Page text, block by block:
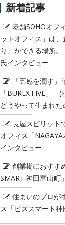
新着記事
老舗SOHOオフ
ットオフィス」は
り」ができる場所
氏インタビュー
「五感を潤す
「BUREX FIVE」
どうやって生まれた
長屋スピリット
オフィス「
インタビュー
創業期におすす
SMART 神田富山町
住まいのプロが
ス「ビズスマート神